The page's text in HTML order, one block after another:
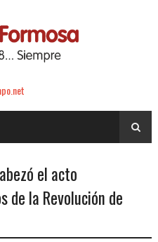
el acto
de la Revolución de